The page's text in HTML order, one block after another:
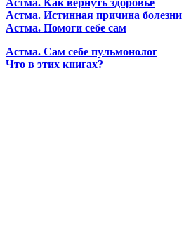
Астма. Истинная причина болезни
Астма. Помоги себе сам
Астма. Сам себе пульмонолог
Что в этих книгах?